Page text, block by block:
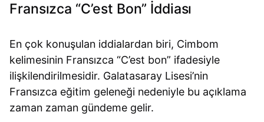
Fransızca “C’est Bon” İddiası
En çok konuşulan iddialardan biri, Cimbom
kelimesinin Fransızca “C’est bon” ifadesiyle
ilişkilendirilmesidir. Galatasaray Lisesi’nin
Fransızca eğitim geleneği nedeniyle bu açıklama
zaman zaman gündeme gelir.